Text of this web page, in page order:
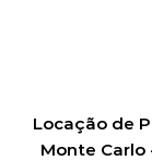
Locação de
Monte